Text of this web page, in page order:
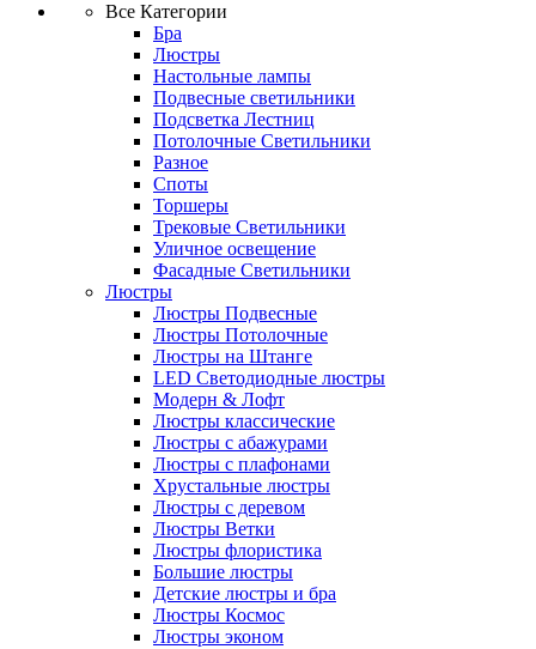
Все Категории
Бра
Люстры
Настольные лампы
Подвесные светильники
Подсветка Лестниц
Потолочные Светильники
Разное
Споты
Торшеры
Трековые Светильники
Уличное освещение
Фасадные Светильники
Люстры
Люстры Подвесные
Люстры Потолочные
Люстры на Штанге
LED Светодиодные люстры
Модерн & Лофт
Люстры классические
Люстры с абажурами
Люстры с плафонами
Хрустальные люстры
Люстры с деревом
Люстры Ветки
Люстры флористика
Большие люстры
Детские люстры и бра
Люстры Космос
Люстры эконом